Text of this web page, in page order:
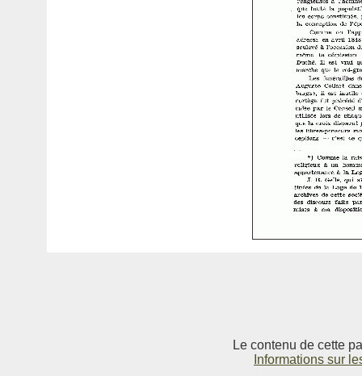
Le contenu de cette
Informations sur